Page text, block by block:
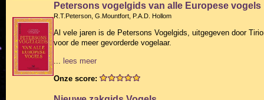
Petersons vogelgids van alle Europese vogels
R.T.Peterson, G.Mountfort, P.A.D. Hollom
Al vele jaren is de Petersons Vogelgids, uitgegeven door
voor de meer gevorderde vogelaar.
lees meer
Onze score: